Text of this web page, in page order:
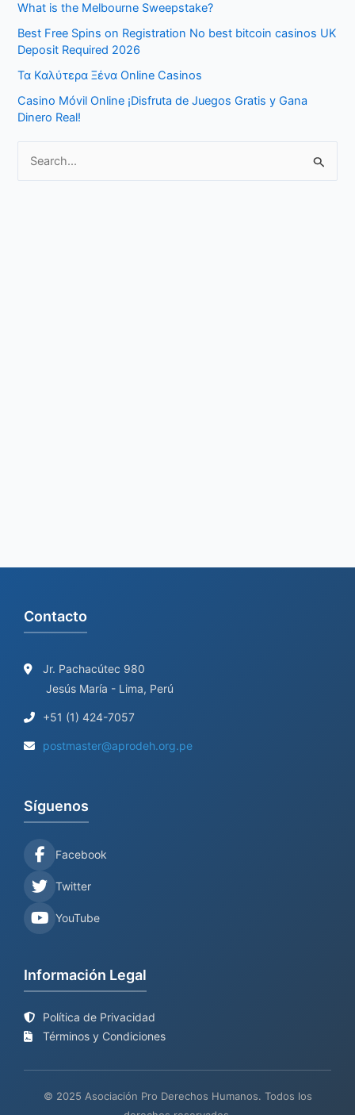
h
f
o
r
:
What is the Melbourne Sweepstake?
Best Free Spins on Registration No best bitcoin casinos UK
Deposit Required 2026
Τα Καλύτερα Ξένα Online Casinos
Casino Móvil Online ¡Disfruta de Juegos Gratis y Gana
Dinero Real!
Contacto
Jr. Pachacútec 980
Jesús María - Lima, Perú
+51 (1) 424-7057
postmaster@aprodeh.org.pe
Síguenos
Facebook
Twitter
YouTube
Información Legal
Política de Privacidad
Términos y Condiciones
© 2025 Asociación Pro Derechos Humanos. Todos los